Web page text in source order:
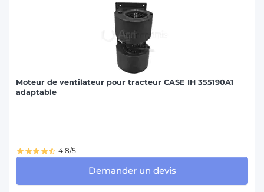
Moteur de ventilateur pour tracteur CASE IH 355190A1
adaptable
4.8/5
Demander un devis